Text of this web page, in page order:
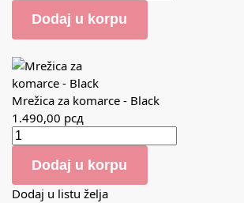
Dodaj u korpu
Mrežica za komarce - Black
1.490,00 рсд
Dodaj u korpu
Dodaj u listu želja